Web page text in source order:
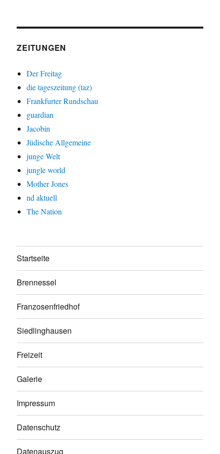
ZEITUNGEN
Der Freitag
die tageszeitung (taz)
Frankfurter Rundschau
guardian
Jacobin
Jüdische Allgemeine
junge Welt
jungle world
Mother Jones
nd aktuell
The Nation
Startseite
Brennessel
Franzosenfriedhof
Siedlinghausen
Freizeit
Galerie
Impressum
Datenschutz
Datenauszug